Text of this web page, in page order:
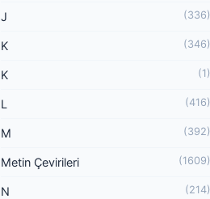
J (336)
K (346)
K (1)
L (416)
M (392)
Metin Çevirileri (1609)
N (214)